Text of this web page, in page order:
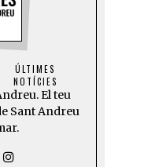
ÚLTIMES
NOTÍCIES
El teu
Sant Andreu